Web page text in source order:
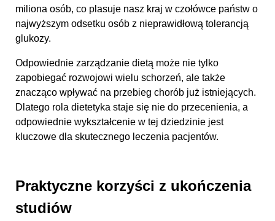
miliona osób, co plasuje nasz kraj w czołówce państw o
najwyższym odsetku osób z nieprawidłową tolerancją
glukozy.
Odpowiednie zarządzanie dietą może nie tylko
zapobiegać rozwojowi wielu schorzeń, ale także
znacząco wpływać na przebieg chorób już istniejących.
Dlatego rola dietetyka staje się nie do przecenienia, a
odpowiednie wykształcenie w tej dziedzinie jest
kluczowe dla skutecznego leczenia pacjentów.
Praktyczne korzyści z ukończenia
studiów